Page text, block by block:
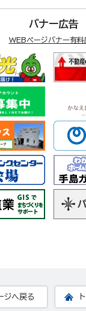
バナー広告
WEBページバナー有料
ジへ戻る